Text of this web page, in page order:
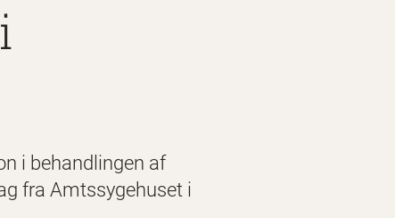
i behandlingen af
fra Amtssygehuset i